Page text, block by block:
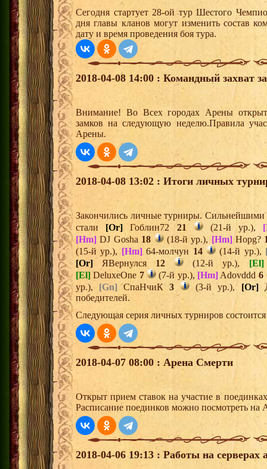
Сегодня стартует 28-ой тур Шестого
дня главы кланов могут изменить состав
дату и время проведения боя тура.
2018-04-08 14:00 : Командный захват
Внимание! Во Всех городах Арены
замков на следующую неделю.Правила
Арены.
2018-04-08 13:02 : Итоги личных
Закончились личные турниры. Сильнейшими
стали [Or] Гоблин72 21 (21-й ур.),
[Hm] DJ Gosha 18 (18-й ур.), [Hm]Hopg?
(15-й ур.), [Hm]64-молчун 14 (14-й ур.),
[Or] ЯВернулся 12 (12-й ур.), [El]
[El] DeluxeOne 7 (7-й ур.), [Hm] Adovddd6
ур.), [Gn] СпаНчиК3 (3-й ур.), [Or]
победителей.
Следующая серия личных турниров состоится
2018-04-07 08:00 : Арена Смерти
Открыт прием ставок на участие в
Расписание поединков можно посмотреть на
2018-04-06 19:13 : Работы на